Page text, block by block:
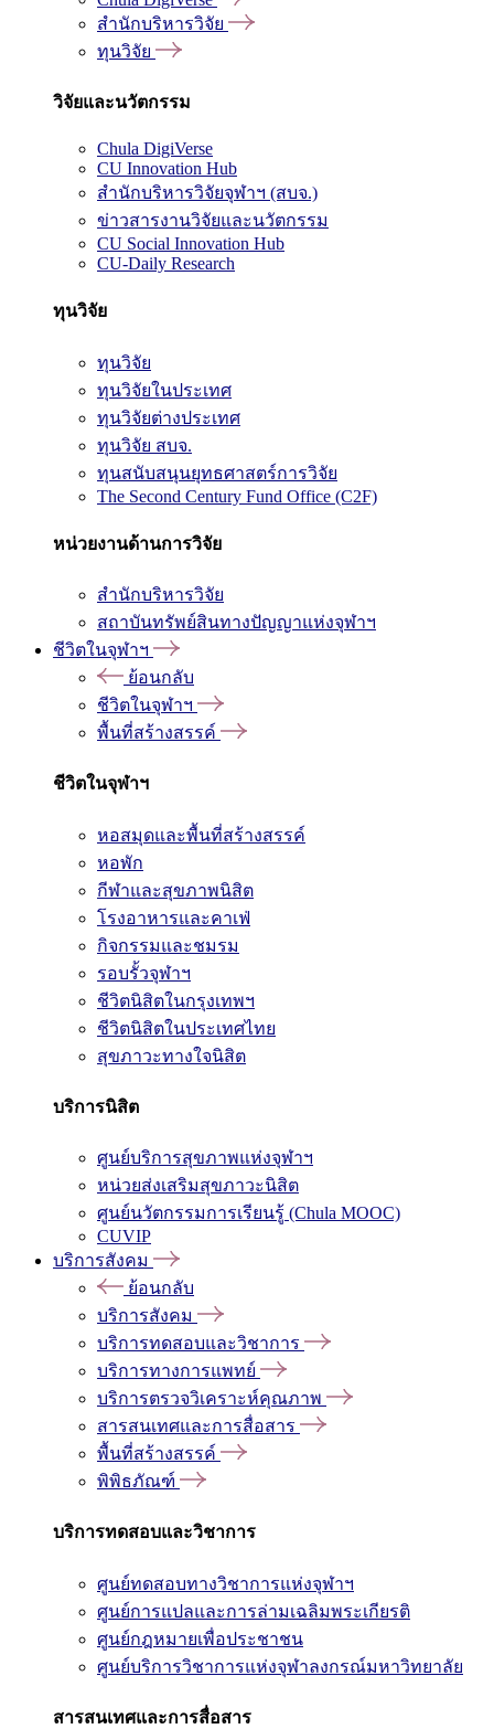
สำนักบริหารวิจัย
ทุนวิจัย
วิจัยและนวัตกรรม
Chula DigiVerse
CU Innovation Hub
สำนักบริหารวิจัยจุฬาฯ (สบจ.)
ข่าวสารงานวิจัยและนวัตกรรม
CU Social Innovation Hub
CU-Daily Research
ทุนวิจัย
ทุนวิจัย
ทุนวิจัยในประเทศ
ทุนวิจัยต่างประเทศ
ทุนวิจัย สบจ.
ทุนสนับสนุนยุทธศาสตร์การวิจัย
The Second Century Fund Office (C2F)
หน่วยงานด้านการวิจัย
สำนักบริหารวิจัย
สถาบันทรัพย์สินทางปัญญาแห่งจุฬาฯ
ชีวิตในจุฬาฯ
ย้อนกลับ
ชีวิตในจุฬาฯ
พื้นที่สร้างสรรค์
ชีวิตในจุฬาฯ
หอสมุดและพื้นที่สร้างสรรค์
หอพัก
กีฬาและสุขภาพนิสิต
โรงอาหารและคาเฟ่
กิจกรรมและชมรม
รอบรั้วจุฬาฯ
ชีวิตนิสิตในกรุงเทพฯ
ชีวิตนิสิตในประเทศไทย
สุขภาวะทางใจนิสิต
บริการนิสิต
ศูนย์บริการสุขภาพแห่งจุฬาฯ
หน่วยส่งเสริมสุขภาวะนิสิต
ศูนย์นวัตกรรมการเรียนรู้ (Chula MOOC)
CUVIP
บริการสังคม
ย้อนกลับ
บริการสังคม
บริการทดสอบและวิชาการ
บริการทางการแพทย์
บริการตรวจวิเคราะห์คุณภาพ
สารสนเทศและการสื่อสาร
พื้นที่สร้างสรรค์
พิพิธภัณฑ์
บริการทดสอบและวิชาการ
ศูนย์ทดสอบทางวิชาการแห่งจุฬาฯ
ศูนย์การแปลและการล่ามเฉลิมพระเกียรติ
ศูนย์กฎหมายเพื่อประชาชน
ศูนย์บริการวิชาการแห่งจุฬาลงกรณ์มหาวิทยาลัย
สารสนเทศและการสื่อสาร